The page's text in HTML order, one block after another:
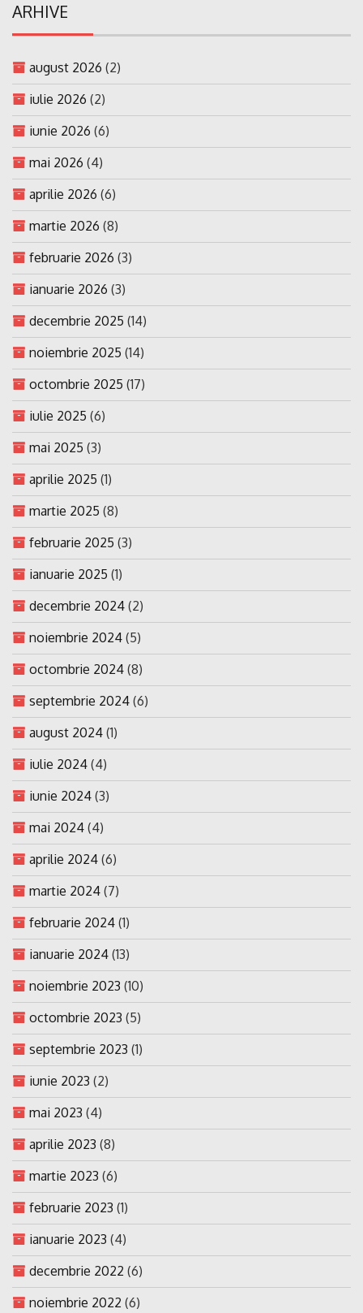
ARHIVE
august 2026 (2)
iulie 2026 (2)
iunie 2026 (6)
mai 2026 (4)
aprilie 2026 (6)
martie 2026 (8)
februarie 2026 (3)
ianuarie 2026 (3)
decembrie 2025 (14)
noiembrie 2025 (14)
octombrie 2025 (17)
iulie 2025 (6)
mai 2025 (3)
aprilie 2025 (1)
martie 2025 (8)
februarie 2025 (3)
ianuarie 2025 (1)
decembrie 2024 (2)
noiembrie 2024 (5)
octombrie 2024 (8)
septembrie 2024 (6)
august 2024 (1)
iulie 2024 (4)
iunie 2024 (3)
mai 2024 (4)
aprilie 2024 (6)
martie 2024 (7)
februarie 2024 (1)
ianuarie 2024 (13)
noiembrie 2023 (10)
octombrie 2023 (5)
septembrie 2023 (1)
iunie 2023 (2)
mai 2023 (4)
aprilie 2023 (8)
martie 2023 (6)
februarie 2023 (1)
ianuarie 2023 (4)
decembrie 2022 (6)
noiembrie 2022 (6)